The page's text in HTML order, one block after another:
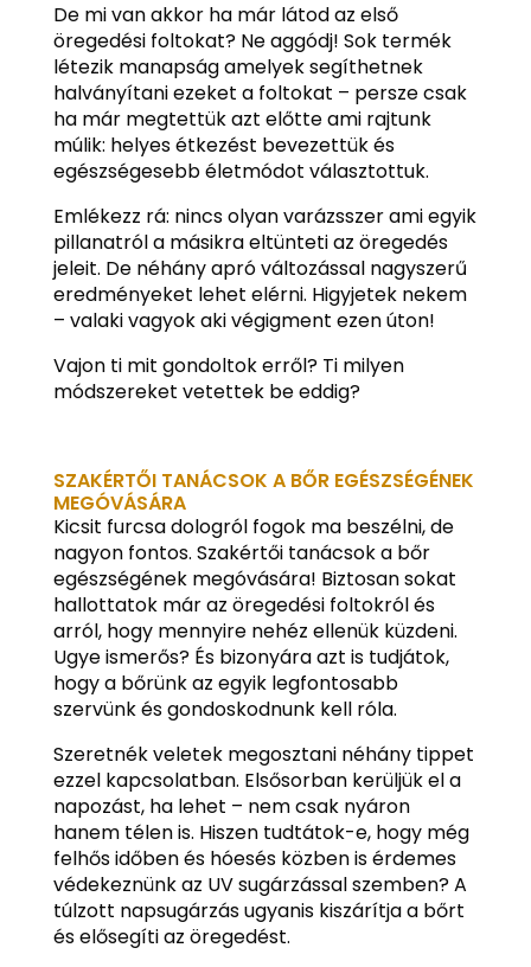
De mi van akkor ha már látod az első
öregedési foltokat? Ne aggódj! Sok termék
létezik manapság amelyek segíthetnek
halványítani ezeket a foltokat – persze csak
ha már megtettük azt előtte ami rajtunk
múlik: helyes étkezést bevezettük és
egészségesebb életmódot választottuk.
Emlékezz rá: nincs olyan varázsszer ami egyik
pillanatról a másikra eltünteti az öregedés
jeleit. De néhány apró változással nagyszerű
eredményeket lehet elérni. Higyjetek nekem
– valaki vagyok aki végigment ezen úton!
Vajon ti mit gondoltok erről? Ti milyen
módszereket vetettek be eddig?
SZAKÉRTŐI TANÁCSOK A BŐR EGÉSZSÉGÉNEK
MEGÓVÁSÁRA
Kicsit furcsa dologról fogok ma beszélni, de
nagyon fontos. Szakértői tanácsok a bőr
egészségének megóvására! Biztosan sokat
hallottatok már az öregedési foltokról és
arról, hogy mennyire nehéz ellenük küzdeni.
Ugye ismerős? És bizonyára azt is tudjátok,
hogy a bőrünk az egyik legfontosabb
szervünk és gondoskodnunk kell róla.
Szeretnék veletek megosztani néhány tippet
ezzel kapcsolatban. Elsősorban kerüljük el a
napozást, ha lehet – nem csak nyáron
hanem télen is. Hiszen tudtátok-e, hogy még
felhős időben és hóesés közben is érdemes
védekeznünk az UV sugárzással szemben? A
túlzott napsugárzás ugyanis kiszárítja a bőrt
és elősegíti az öregedést.